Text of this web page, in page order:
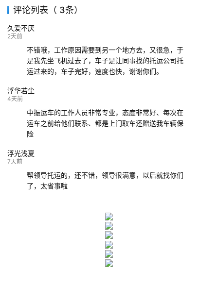
139****9233
评论列表（ 3条）
久爱不厌
2天前
不错哦，工作原因需要到另一个地方去，又很急，于
是我先坐飞机过去了，车子是让同事找的托运公司托
运过来的，车子完好，速度也快，谢谢你们。
浮华若尘
4天前
中振运车的工作人员非常专业，态度非常好、每次在
运车之前给他们联系、都是上门取车还赠送我车辆保
险
浮光浅夏
7天前
帮领导托运的，还不错，领导很满意，以后就找你们
了，太省事啦